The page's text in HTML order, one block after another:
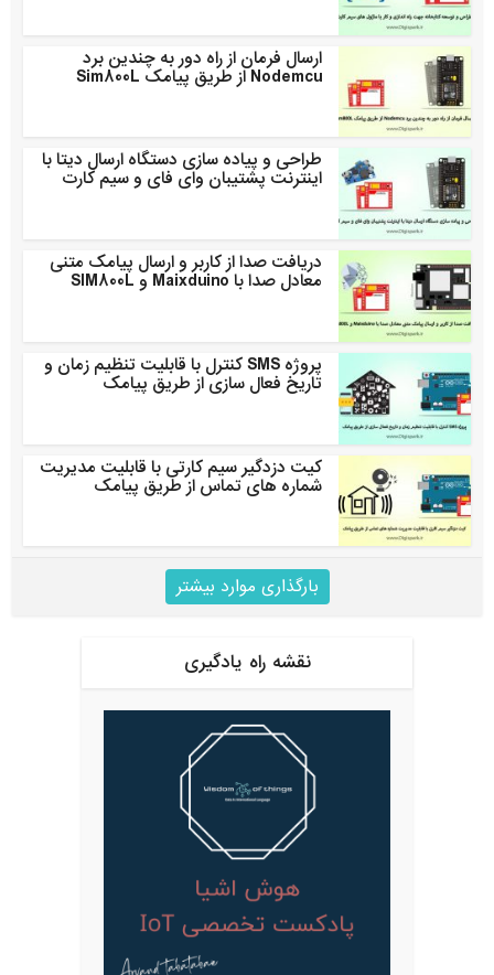
ارسال فرمان از راه دور به چندین برد
Nodemcu از طریق پیامک Sim800L
طراحی و پیاده سازی دستگاه ارسال دیتا با
اینترنت پشتیبان وای فای و سیم کارت
دریافت صدا از کاربر و ارسال پیامک متنی
معادل صدا با Maixduino و SIM800L
پروژه SMS کنترل با قابلیت تنظیم زمان و
تاریخ فعال سازی از طریق پیامک
کیت دزدگیر سیم کارتی با قابلیت مدیریت
شماره های تماس از طریق پیامک
بارگذاری موارد بیشتر
نقشه راه یادگیری